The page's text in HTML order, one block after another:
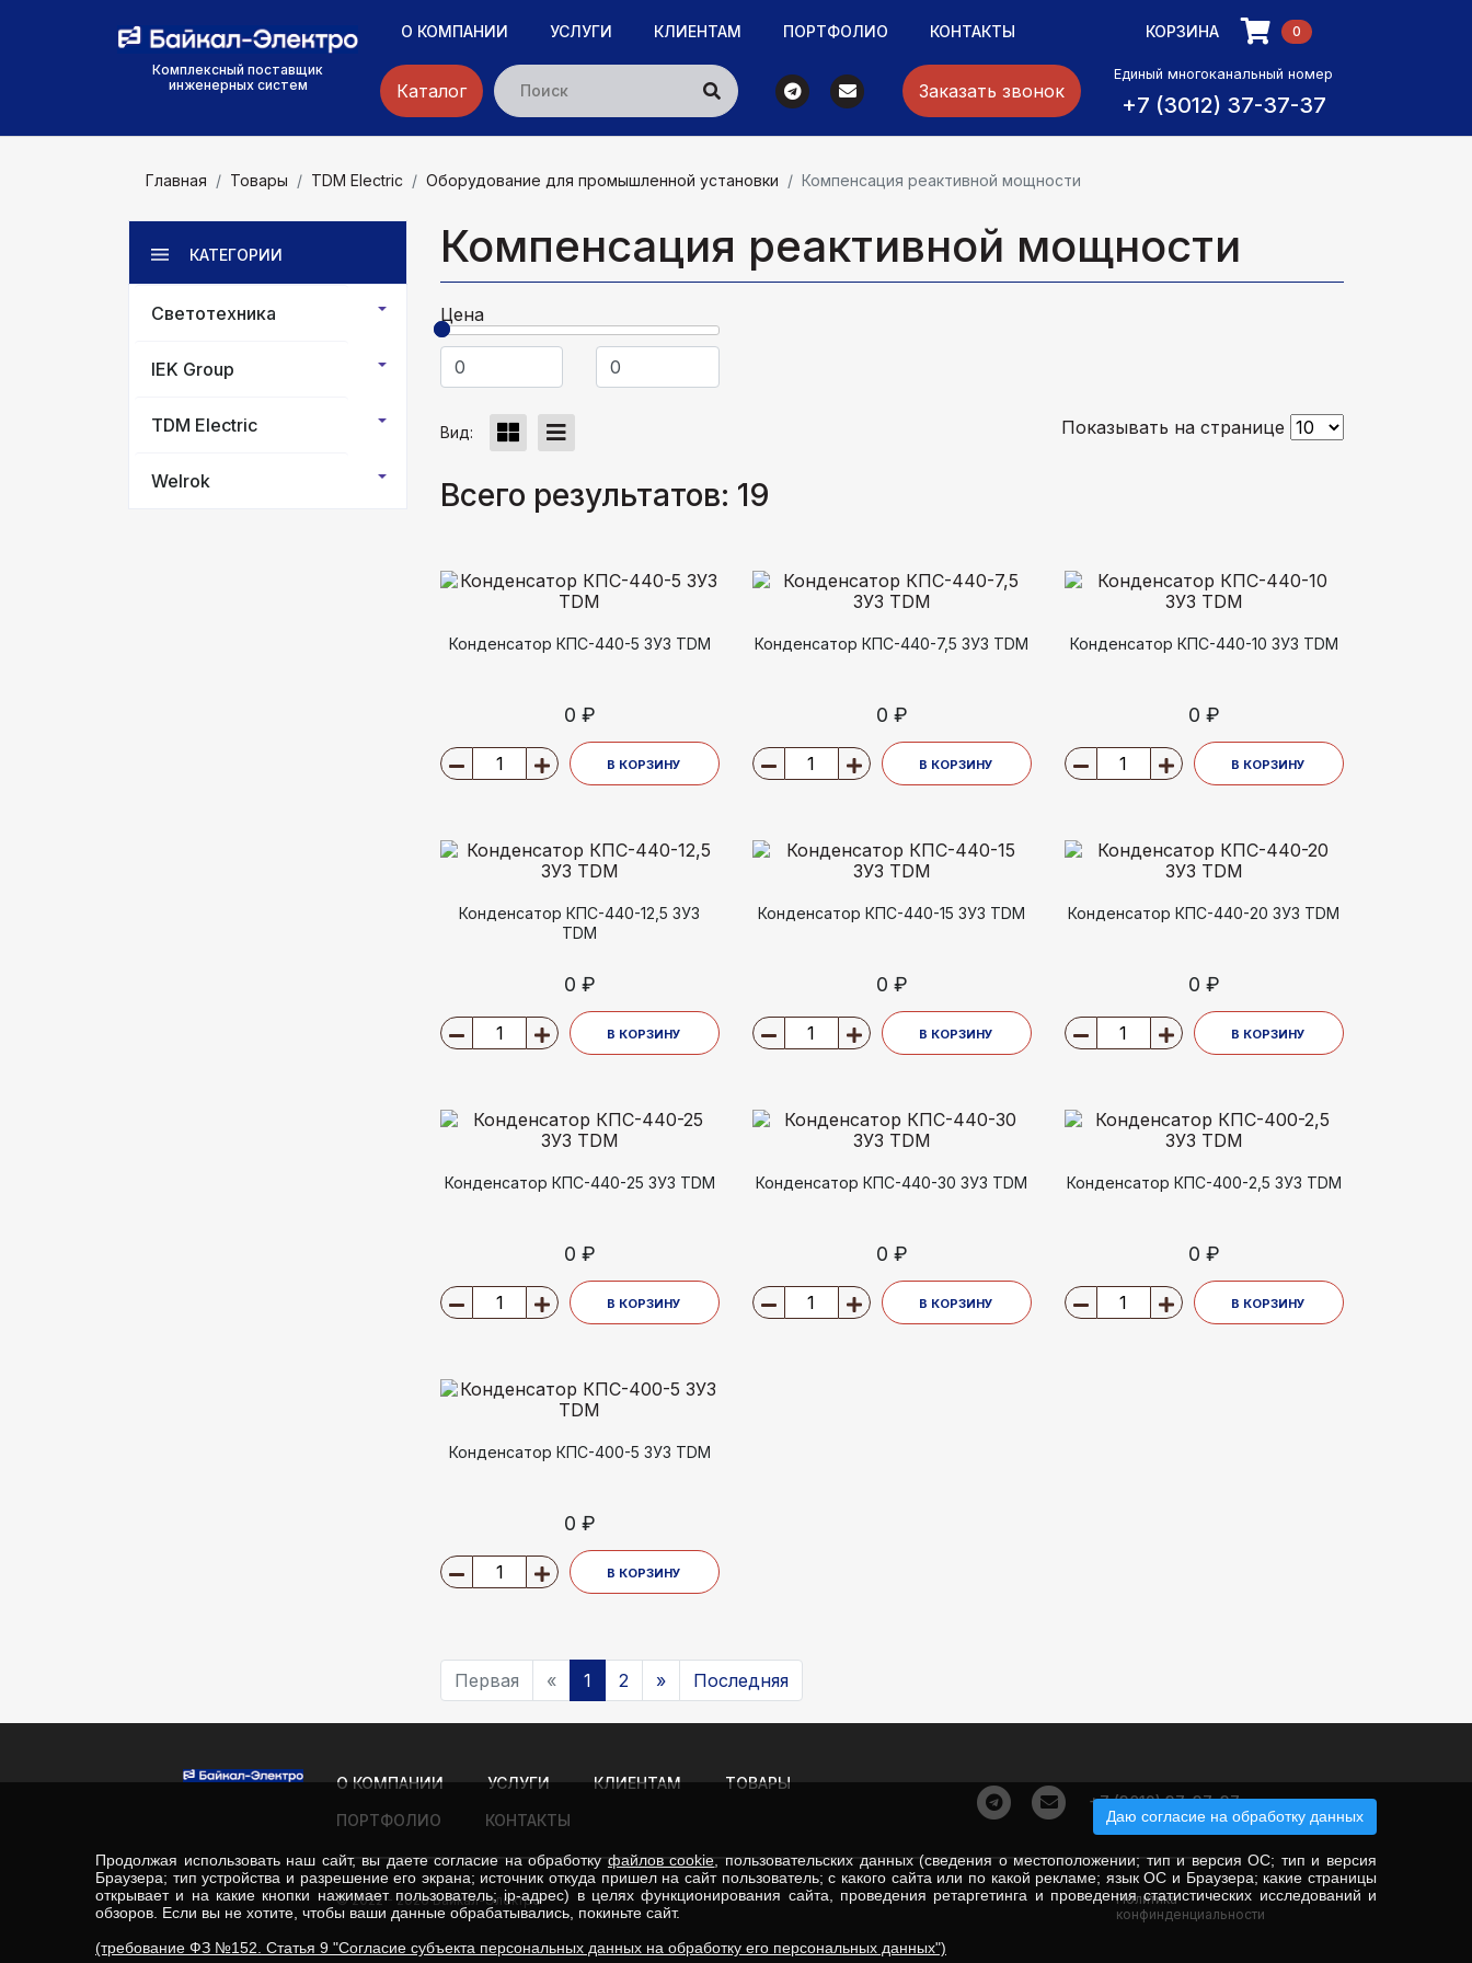
Комплексный поставщик
инженерных систем
О КОМПАНИИ УСЛУГИ КЛИЕНТАМ ПОРТФОЛИО КОНТАКТЫ КОРЗИНА 0
Каталог
Единый многоканальный номер
+7 (3012) 37-37-37
Заказать звонок
Главная Товары TDM Electric Оборудование для промышленной установки Компенсация реактивной мощности
КАТЕГОРИИ
Светотехника
IEK Group
TDM Electric
Welrok
Компенсация реактивной мощности
Цена
Вид: Показывать на странице
Всего результатов: 19
Конденсатор КПС-440-5 3У3 TDM
0 ₽
В КОРЗИНУ
Конденсатор КПС-440-7,5 3У3 TDM
0 ₽
В КОРЗИНУ
Конденсатор КПС-440-10 3У3 TDM
0 ₽
В КОРЗИНУ
Конденсатор КПС-440-12,5 3У3
TDM
0 ₽
В КОРЗИНУ
Конденсатор КПС-440-15 3У3 TDM
0 ₽
В КОРЗИНУ
Конденсатор КПС-440-20 3У3 TDM
0 ₽
В КОРЗИНУ
Конденсатор КПС-440-25 3У3 TDM
0 ₽
В КОРЗИНУ
Конденсатор КПС-440-30 3У3 TDM
0 ₽
В КОРЗИНУ
Конденсатор КПС-400-2,5 3У3 TDM
0 ₽
В КОРЗИНУ
Конденсатор КПС-400-5 3У3 TDM
0 ₽
В КОРЗИНУ
Первая « 1 2 » Последняя
О КОМПАНИИ УСЛУГИ КЛИЕНТАМ
ТОВАРЫ
ПОРТФОЛИО
КОНТАКТЫ
+7 (3012) 37-37-37
© 2022 - 2026 Байкал-Электро
Политика
конфинденциальности
Даю согласие на обработку данных
Продолжая использовать наш сайт, вы даете согласие на обработкуфайлов cookie, пользовательских данных (сведения о местоположении; тип и версия ОС; тип и версия
Браузера; тип устройства и разрешение его экрана; источник откуда пришел на сайт пользователь; с какого сайта или по какой рекламе; язык ОС и Браузера; какие страницы
открывает и на какие кнопки нажимает пользователь; ip-адрес) в целях функционирования сайта, проведения ретаргетинга и проведения статистических исследований и
обзоров. Если вы не хотите, чтобы ваши данные обрабатывались, покиньте сайт.
(требование ФЗ №152. Статья 9 "Согласие субъекта персональных данных на обработку его персональных данных")